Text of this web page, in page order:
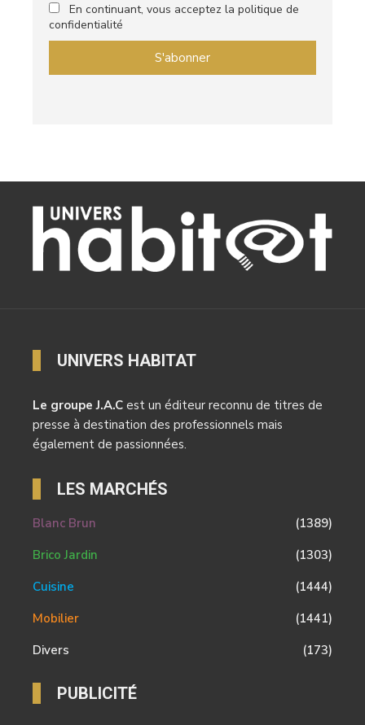
En continuant, vous acceptez la politique de
confidentialité
UNIVERS HABITAT
Le groupe J.A.C est un éditeur reconnu de titres de
presse à destination des professionnels mais
également de passionnées.
LES MARCHÉS
Blanc Brun
(1389)
Brico Jardin
(1303)
Cuisine
(1444)
Mobilier
(1441)
Divers
(173)
PUBLICITÉ